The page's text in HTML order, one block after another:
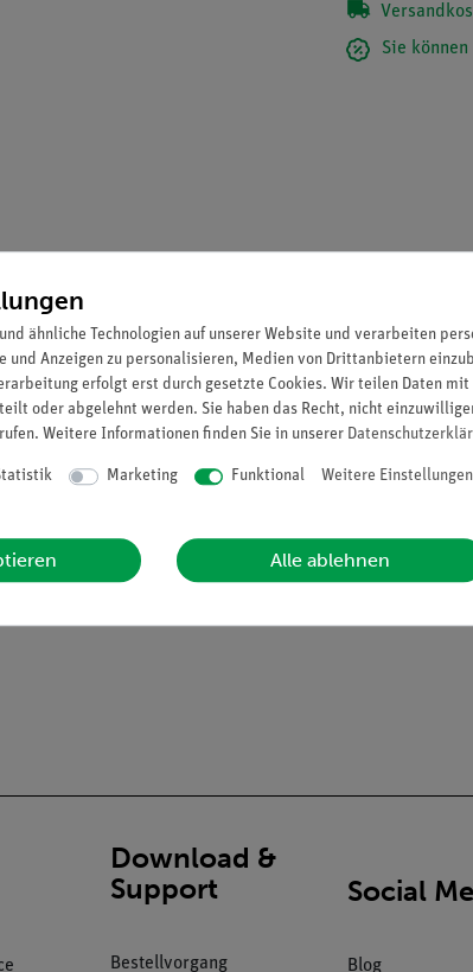
Sie
Demonstrationsversuche geeignet. Passend in
für das jeweilige Material
Download &
Support
Bestellvorgang
Social
Blog
ähnliche Technologien auf unserer Website und verarbeiten
und Anzeigen zu personalisieren, Medien von Drittanbietern
erfolgt erst durch gesetzte Cookies. Wir teilen Daten
oder abgelehnt werden. Sie haben das Recht, nicht
Weitere Informationen finden Sie in unserer
Marketing Funktional Weitere Einstellungen
Alle ablehnen